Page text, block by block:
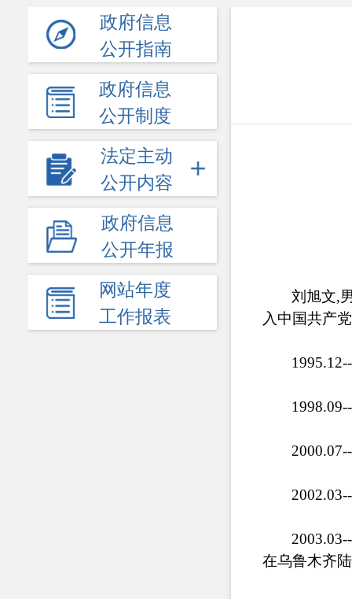
政府信息
公开指南
政府信息
公开制度
法定主动
公开内容
政府信息
公开年报
网站年度
工作报表
刘旭文,
入中国共产
在乌鲁木齐